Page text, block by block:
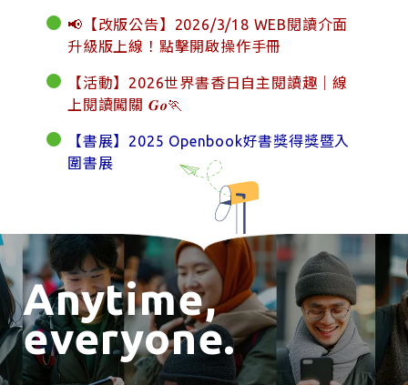
📢【改版公告】2026/3/18 WEB閱讀介面
升級版上線！點擊開啟操作手冊
【活動】2026世界書香日自主閱讀趣｜線
上閱讀闖關 𝑮𝒐🏃
【書展】2025 Openbook好書獎得獎暨入
圍書展
Anytime,
everyone.